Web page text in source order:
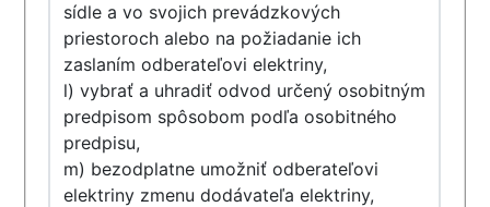
sídle a vo svojich prevádzkových
priestoroch alebo na požiadanie ich
zaslaním odberateľovi elektriny,
l) vybrať a uhradiť odvod určený osobitným
predpisom spôsobom podľa osobitného
predpisu,
m) bezodplatne umožniť odberateľovi
elektriny zmenu dodávateľa elektriny,